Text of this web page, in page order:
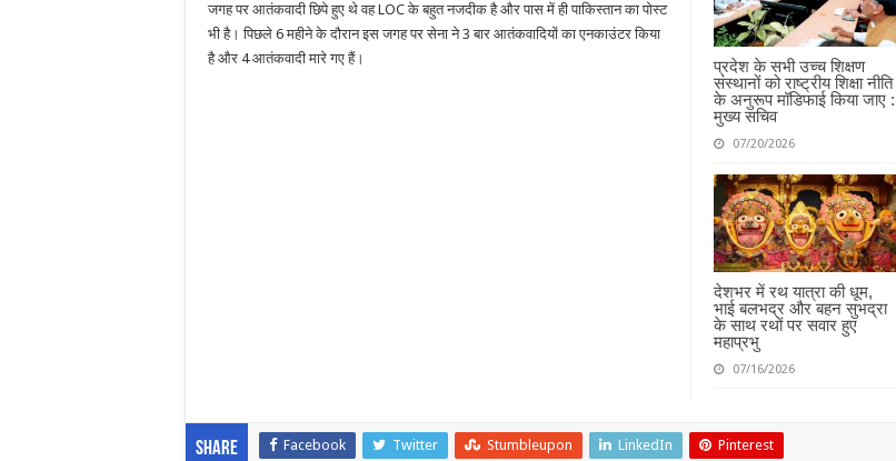
प्रदेश के सभी उच्च शिक्षण
संस्थानों को राष्ट्रीय शिक्षा नीति
के अनुरूप मॉडिफाई किया जाए :
मुख्य सचिव
07/20/2026
देशभर में रथ यात्रा की धूम,
भाई बलभद्र और बहन सुभद्रा
के साथ रथों पर सवार हुए
महाप्रभु
07/16/2026
जगह पर आतंकवादी छिपे हुए थे वह LOC के बहुत नजदीक है और पास में ही पाकिस्तान का पोस्ट
भी है। पिछले 6 महीने के दौरान इस जगह पर सेना ने 3 बार आतंकवादियों का एनकाउंटर किया
है और 4 आतंकवादी मारे गए हैं।
Share Facebook Twitter Stumbleupon LinkedIn Pinterest